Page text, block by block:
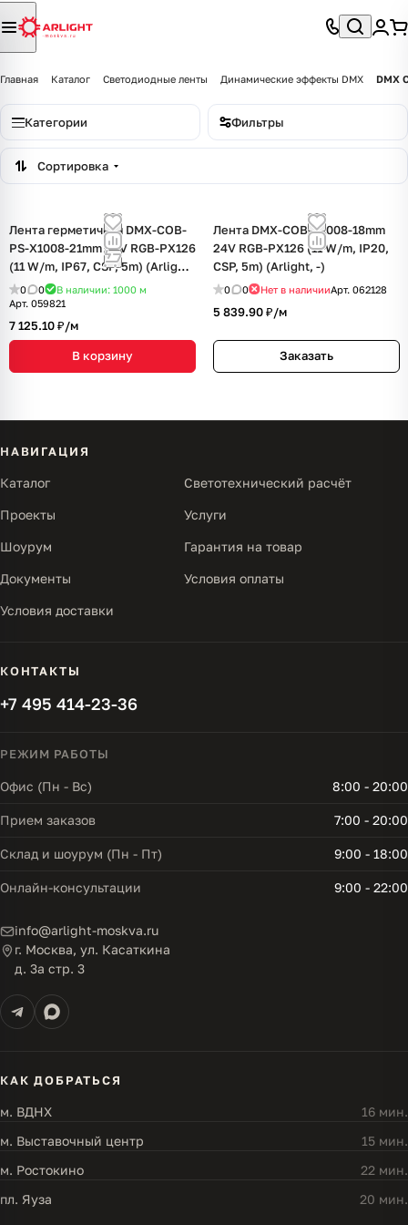
Главная Каталог Светодиодные ленты Динамические эффекты DMX DMX
Категории Фильтры
Сортировка
Лента герметичная DMX-COB-
PS-X1008-21mm 24V RGB-PX126
(11 W/m, IP67, CSP, 5m) (Arlight,
-)0 0 В наличии: 1000 м
Арт. 059821
7 125.10 ₽/м
В корзину
Лента DMX-COB-X1008-18mm
24V RGB-PX126 (11 W/m, IP20,
CSP, 5m) (Arlight, -)
0 0 Нет в наличииАрт. 062128
5 839.90 ₽/м
Заказать
НАВИГАЦИЯ
Каталог Светотехнический расчёт
Проекты Услуги
Шоурум Гарантия на товар
Документы Условия оплаты
Условия доставки
КОНТАКТЫ
+7 495 414-23-36
РЕЖИМ РАБОТЫ
Офис (Пн - Вс) 8:00 - 20:00
Прием заказов 7:00 - 20:00
Склад и шоурум (Пн - Пт) 9:00 - 18:00
Онлайн-консультации 9:00 - 22:00
info@arlight-moskva.ru
г. Москва, ул. Касаткина
д. 3а стр. 3
КАК ДОБРАТЬСЯ
м. ВДНХ
16 мин.
м. Выставочный центр
15 мин.
м. Ростокино
22 мин.
пл. Яуза
20 мин.